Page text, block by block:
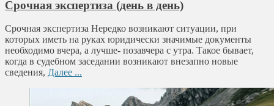
Срочная экспертиза (день в день)
Срочная экспертиза Нередко возникают ситуации, при
которых иметь на руках юридически значимые документы
необходимо вчера, а лучше- позавчера с утра. Такое бывает,
когда в судебном заседании возникают внезапно новые
сведения, Далее ...